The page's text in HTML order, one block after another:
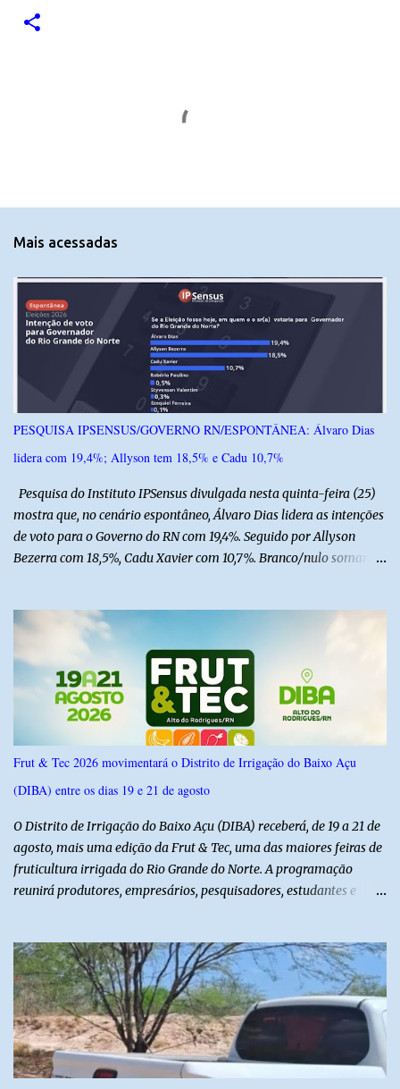
n
r
i
o
Mais acessadas
PESQUISA IPSENSUS/GOVERNO RN/ESPONTÂNEA: Álvaro Dias
lidera com 19,4%; Allyson tem 18,5% e Cadu 10,7%
Pesquisa do Instituto IPSensus divulgada nesta quinta-feira (25)
mostra que, no cenário espontâneo, Álvaro Dias lidera as intenções
de voto para o Governo do RN com 19,4%. Seguido por Allyson
Bezerra com 18,5%, Cadu Xavier com 10,7%. Branco/nulo somaram
do Norte entre os dias 18 e 22 de junho de 2026. O levantamento
possui margem de erro de 2,5 pontos percentuais e nível de
confiança de 95%. Registro no TSE: RN-09520/2026
Frut & Tec 2026 movimentará o Distrito de Irrigação do Baixo Açu
(DIBA) entre os dias 19 e 21 de agosto
O Distrito de Irrigação do Baixo Açu (DIBA) receberá, de 19 a 21 de
agosto, mais uma edição da Frut & Tec, uma das maiores feiras de
fruticultura irrigada do Rio Grande do Norte. A programação
reunirá produtores, empresários, pesquisadores, estudantes e
instituições e tecnologias voltadas ao setor. Além das atividades
técnicas, a feira contará com programação cultural. No dia 20 de
agosto, o público poderá prestigiar o show de humor com Mução,
seguido de apresentação musical de Vê Barreto. A Frut & Tec
reforça a importância do Distrito de Irrigação do Baixo Açu como
referência na fruticultura irrigada, promovendo conhecimento,
inovação e oportunidades para o desenvolvimento do agronegócio